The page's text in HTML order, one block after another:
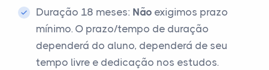
Duração 18 meses: Não exigimos prazo
mínimo. O prazo/tempo de duração
dependerá do aluno, dependerá de seu
tempo livre e dedicação nos estudos.